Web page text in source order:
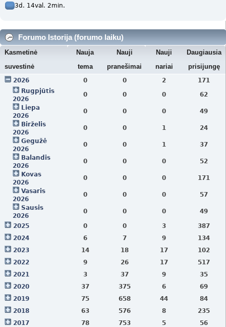
3d. 14val. 2min.
Forumo Istorija (forumo laiku)
Kasmetinė
suvestinė
Nauja
tema
Nauji
pranešimai
Nauji
nariai
Daugiausia
prisijungę
2026
0 0 2
171
Rugpjūtis
2026
0 0 0
62
Liepa
2026
0 0 0
49
Birželis
2026
0 0 1
24
Gegužė
2026
0 0 1
37
Balandis
2026
0 0 0
52
Kovas
2026
0 0 0
171
Vasaris
2026
0 0 0
57
Sausis
2026
0 0 0
49
2025
0 0 3
387
2024
6 7 9
134
2023
14 18 17
102
2022
9 26 17
517
2021
3 37 9
35
2020
37 375 6
69
2019
75 658 44
84
2018
63 576 8
235
2017
78 753 5
56